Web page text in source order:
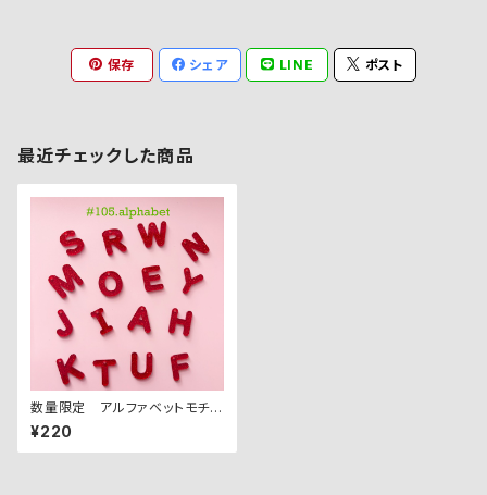
保存 シェア LINE ポスト
最近チェックした商品
数量限定 アルファベットモチー
フ アクリルパーツ
¥220